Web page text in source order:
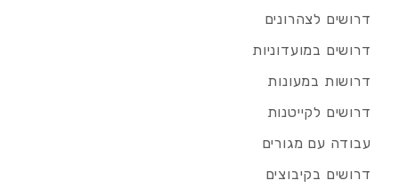
דרושים לצהרונים
דרושים במועדוניות
דרושות במעונות
דרושים לקייטנות
עבודה עם מגורים
דרושים בקיבוצים